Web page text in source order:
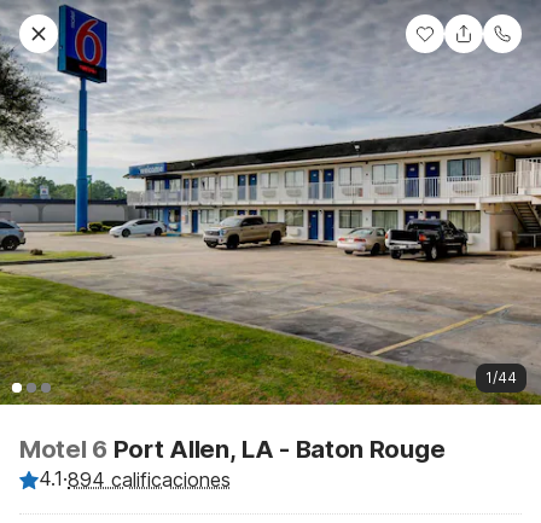
1/44
Motel 6 Port Allen, LA - Baton Rouge
4.1·894 calificaciones